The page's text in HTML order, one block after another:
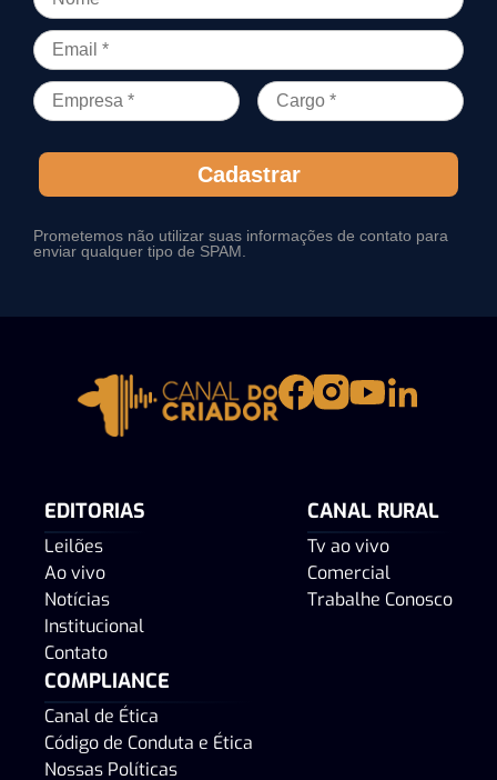
Cadastrar
Prometemos não utilizar suas informações de contato para
enviar qualquer tipo de SPAM.
EDITORIAS
Leilões
Ao vivo
Notícias
Institucional
Contato
CANAL RURAL
Tv ao vivo
Comercial
Trabalhe Conosco
COMPLIANCE
Canal de Ética
Código de Conduta e Ética
Nossas Políticas